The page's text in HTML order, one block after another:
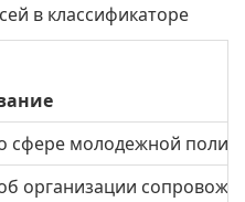
в классификаторе
сфере молодежной
организации